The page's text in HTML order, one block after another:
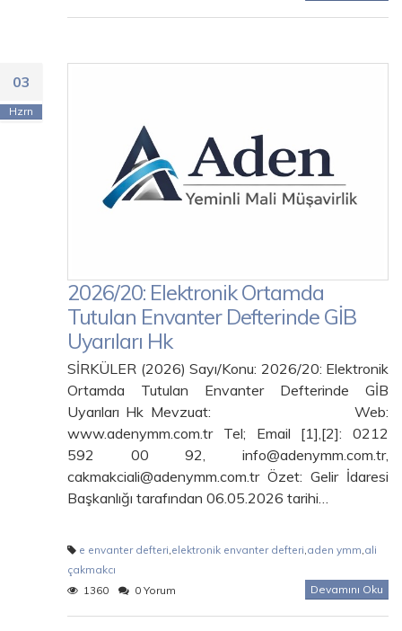
03
Hzrn
2026/20: Elektronik Ortamda
Tutulan Envanter Defterinde GİB
Uyarıları Hk
SİRKÜLER (2026) Sayı/Konu: 2026/20: Elektronik
Ortamda Tutulan Envanter Defterinde GİB
Uyarıları Hk Mevzuat: Web:
www.adenymm.com.tr Tel; Email [1],[2]: 0212
592 00 92, info@adenymm.com.tr,
cakmakciali@adenymm.com.tr Özet: Gelir İdaresi
Başkanlığı tarafından 06.05.2026 tarihi…
e envanter defteri,elektronik envanter defteri,aden ymm,ali
çakmakcı
1360
0 Yorum Devamını Oku